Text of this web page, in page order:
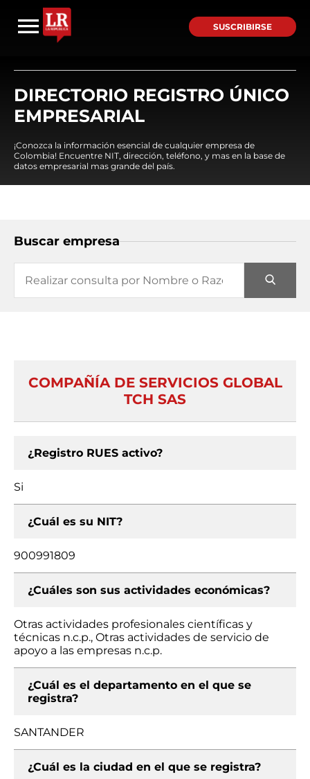
SUSCRIBIRSE
DIRECTORIO REGISTRO ÚNICO
EMPRESARIAL
¡Conozca la información esencial de cualquier empresa de
Colombia! Encuentre NIT, dirección, teléfono, y mas en la base de
datos empresarial mas grande del país.
Buscar empresa
COMPAÑÍA DE SERVICIOS GLOBAL
TCH SAS
¿Registro RUES activo?
Si
¿Cuál es su NIT?
900991809
¿Cuáles son sus actividades económicas?
Otras actividades profesionales científicas y
técnicas n.c.p., Otras actividades de servicio de
apoyo a las empresas n.c.p.
¿Cuál es el departamento en el que se
registra?
SANTANDER
¿Cuál es la ciudad en el que se registra?